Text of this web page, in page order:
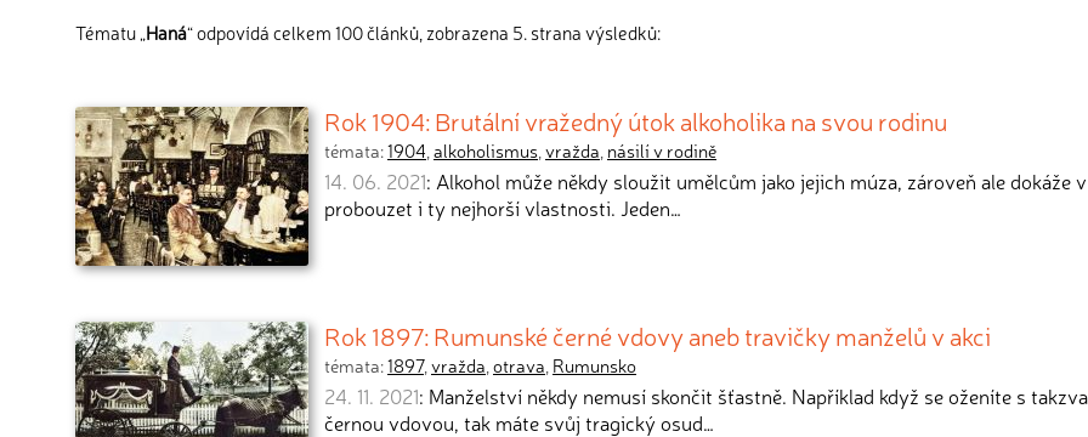
Tématu „Haná“ odpovídá celkem 100 článků, zobrazena 5. strana výsledků:
Rok 1904: Brutální vražedný útok alkoholika na svou rodinu
témata:1904,alkoholismus,vražda, násilí v rodině
14. 06. 2021: Alkohol může někdy sloužit umělcům jako jejich múza, zároveň ale dokáže
probouzet i ty nejhorší vlastnosti. Jeden…
Rok 1897: Rumunské černé vdovy aneb travičky manželů v akci
témata:1897,vražda,otrava, Rumunsko
24. 11. 2021: Manželství někdy nemusí skončit šťastně. Například když se oženíte s
černou vdovou, tak máte svůj tragický osud…